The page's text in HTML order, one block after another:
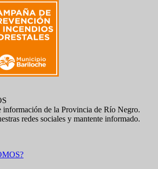
información de la Provincia de Río Negro.
redes sociales y mantente informado.